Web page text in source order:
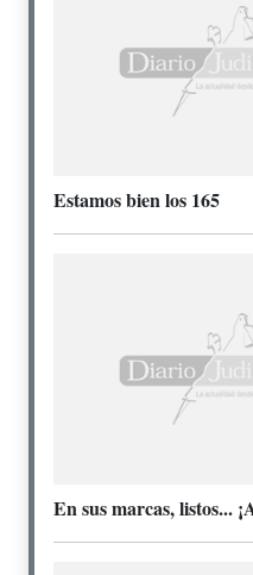
Estamos bien los 165
En sus marcas, listos...